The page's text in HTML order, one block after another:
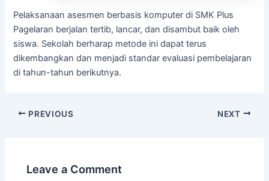
Pelaksanaan asesmen berbasis komputer di SMK Plus
Pagelaran berjalan tertib, lancar, dan disambut baik oleh
siswa. Sekolah berharap metode ini dapat terus
dikembangkan dan menjadi standar evaluasi pembelajaran
di tahun-tahun berikutnya.
PREVIOUS NEXT
Leave a Comment